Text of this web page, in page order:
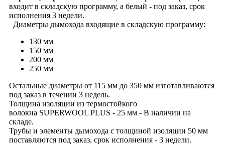
входит в складскую программу, а белый - под заказ, срок
исполнения 3 недели.
Диаметры дымохода входящие в складскую программу:
130 мм
150 мм
200 мм
250 мм
Остальные диаметры от 115 мм до 350 мм изготавливаются
под заказ в течении 3 недель.
Толщина изоляции из термостойкого
волокна SUPERWOOL PLUS - 25 мм - В наличии на
складе.
Трубы и элементы дымохода с толщиной изоляции 50 мм
поставляются под заказ, срок исполнения - 3 недели.